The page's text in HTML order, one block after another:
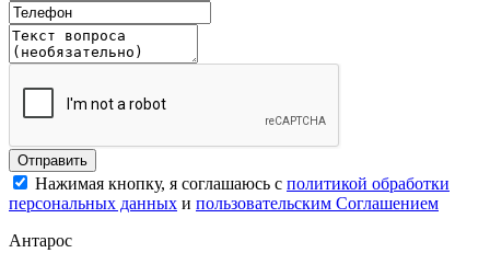
Нажимая кнопку, я соглашаюсь с политикой обработки
персональных данных и пользовательским Соглашением
Антарос